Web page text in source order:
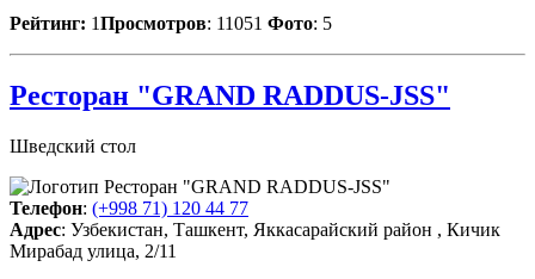
Рейтинг: 1Просмотров: 11051 Фото: 5
Ресторан "GRAND RADDUS-JSS"
Шведский стол
Телефон: (+998 71) 120 44 77
Адрес: Узбекистан, Ташкент, Яккасарайский район , Кичик
Мирабад улица, 2/11